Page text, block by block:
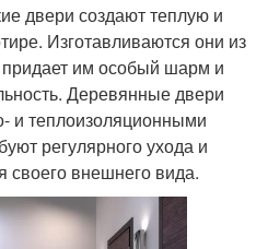
двери создают теплую и
Изготавливаются они из
придает им особый шарм и
Деревянные двери
и теплоизоляционными
регулярного ухода и
своего внешнего вида.